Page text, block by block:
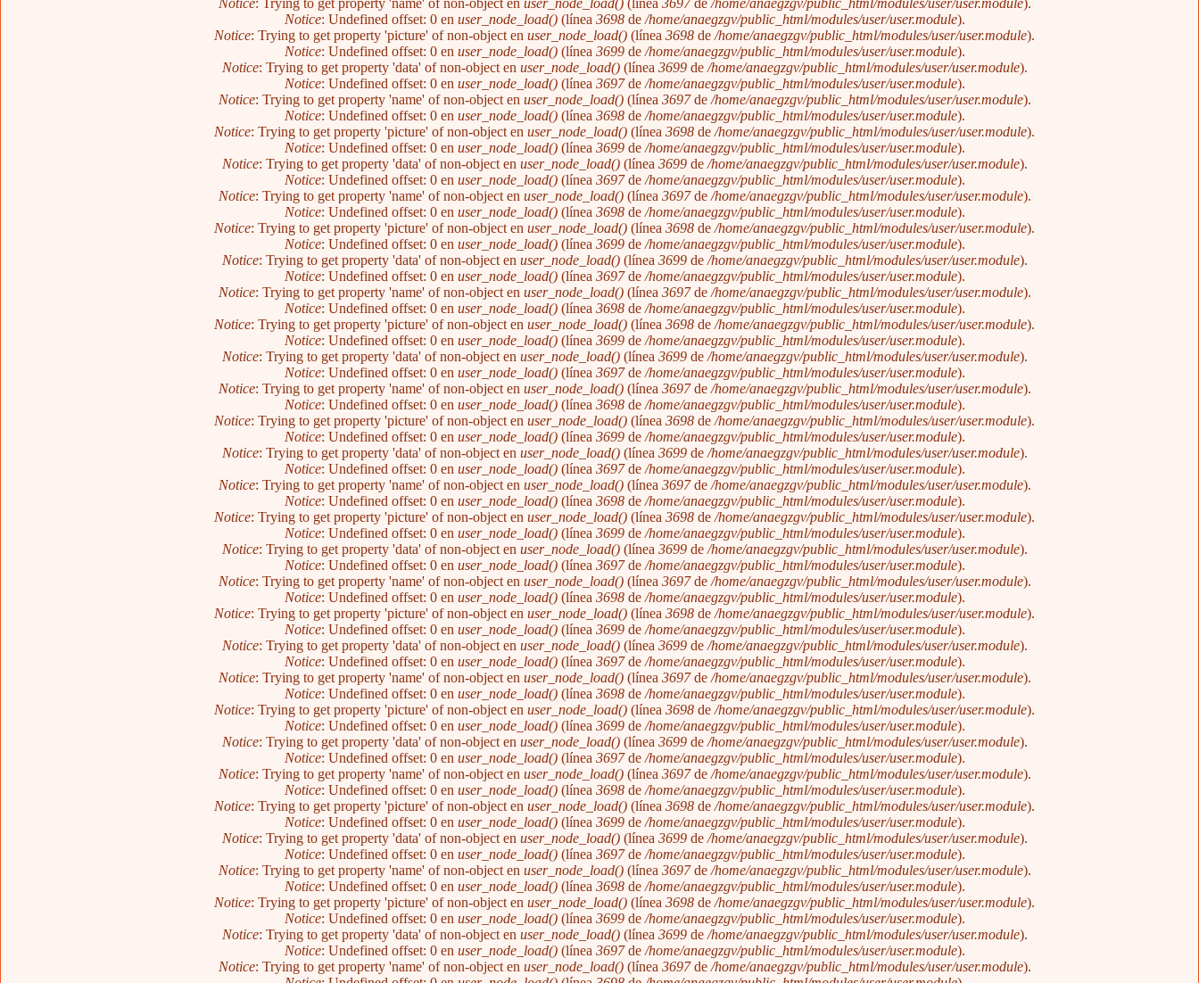
Notice: Trying to get property 'name' of non-object en user_node_load()(línea 3697de /home/anaegzgv/public_html/modules/user/user.module).
Notice: Undefined offset: 0 en user_node_load()(línea 3698de /home/anaegzgv/public_html/modules/user/user.module).
Notice: Trying to get property 'picture' of non-object en user_node_load() (línea 3698 de /home/anaegzgv/public_html/modules/user/user.module).
Notice: Undefined offset: 0 en user_node_load()(línea 3699de /home/anaegzgv/public_html/modules/user/user.module).
Notice: Trying to get property 'data' of non-object en user_node_load()(línea 3699de /home/anaegzgv/public_html/modules/user/user.module).
Notice: Undefined offset: 0 en user_node_load()(línea 3697de /home/anaegzgv/public_html/modules/user/user.module).
Notice: Trying to get property 'name' of non-object en user_node_load()(línea 3697de /home/anaegzgv/public_html/modules/user/user.module).
Notice: Undefined offset: 0 en user_node_load()(línea 3698de /home/anaegzgv/public_html/modules/user/user.module).
Notice: Trying to get property 'picture' of non-object en user_node_load() (línea 3698 de /home/anaegzgv/public_html/modules/user/user.module).
Notice: Undefined offset: 0 en user_node_load()(línea 3699de /home/anaegzgv/public_html/modules/user/user.module).
Notice: Trying to get property 'data' of non-object en user_node_load()(línea 3699de /home/anaegzgv/public_html/modules/user/user.module).
Notice: Undefined offset: 0 en user_node_load()(línea 3697de /home/anaegzgv/public_html/modules/user/user.module).
Notice: Trying to get property 'name' of non-object en user_node_load()(línea 3697de /home/anaegzgv/public_html/modules/user/user.module).
Notice: Undefined offset: 0 en user_node_load()(línea 3698de /home/anaegzgv/public_html/modules/user/user.module).
Notice: Trying to get property 'picture' of non-object en user_node_load() (línea 3698 de /home/anaegzgv/public_html/modules/user/user.module).
Notice: Undefined offset: 0 en user_node_load()(línea 3699de /home/anaegzgv/public_html/modules/user/user.module).
Notice: Trying to get property 'data' of non-object en user_node_load()(línea 3699de /home/anaegzgv/public_html/modules/user/user.module).
Notice: Undefined offset: 0 en user_node_load()(línea 3697de /home/anaegzgv/public_html/modules/user/user.module).
Notice: Trying to get property 'name' of non-object en user_node_load()(línea 3697de /home/anaegzgv/public_html/modules/user/user.module).
Notice: Undefined offset: 0 en user_node_load()(línea 3698de /home/anaegzgv/public_html/modules/user/user.module).
Notice: Trying to get property 'picture' of non-object en user_node_load() (línea 3698 de /home/anaegzgv/public_html/modules/user/user.module).
Notice: Undefined offset: 0 en user_node_load()(línea 3699de /home/anaegzgv/public_html/modules/user/user.module).
Notice: Trying to get property 'data' of non-object en user_node_load()(línea 3699de /home/anaegzgv/public_html/modules/user/user.module).
Notice: Undefined offset: 0 en user_node_load()(línea 3697de /home/anaegzgv/public_html/modules/user/user.module).
Notice: Trying to get property 'name' of non-object en user_node_load()(línea 3697de /home/anaegzgv/public_html/modules/user/user.module).
Notice: Undefined offset: 0 en user_node_load()(línea 3698de /home/anaegzgv/public_html/modules/user/user.module).
Notice: Trying to get property 'picture' of non-object en user_node_load() (línea 3698 de /home/anaegzgv/public_html/modules/user/user.module).
Notice: Undefined offset: 0 en user_node_load()(línea 3699de /home/anaegzgv/public_html/modules/user/user.module).
Notice: Trying to get property 'data' of non-object en user_node_load()(línea 3699de /home/anaegzgv/public_html/modules/user/user.module).
Notice: Undefined offset: 0 en user_node_load()(línea 3697de /home/anaegzgv/public_html/modules/user/user.module).
Notice: Trying to get property 'name' of non-object en user_node_load()(línea 3697de /home/anaegzgv/public_html/modules/user/user.module).
Notice: Undefined offset: 0 en user_node_load()(línea 3698de /home/anaegzgv/public_html/modules/user/user.module).
Notice: Trying to get property 'picture' of non-object en user_node_load() (línea 3698 de /home/anaegzgv/public_html/modules/user/user.module).
Notice: Undefined offset: 0 en user_node_load()(línea 3699de /home/anaegzgv/public_html/modules/user/user.module).
Notice: Trying to get property 'data' of non-object en user_node_load()(línea 3699de /home/anaegzgv/public_html/modules/user/user.module).
Notice: Undefined offset: 0 en user_node_load()(línea 3697de /home/anaegzgv/public_html/modules/user/user.module).
Notice: Trying to get property 'name' of non-object en user_node_load()(línea 3697de /home/anaegzgv/public_html/modules/user/user.module).
Notice: Undefined offset: 0 en user_node_load()(línea 3698de /home/anaegzgv/public_html/modules/user/user.module).
Notice: Trying to get property 'picture' of non-object en user_node_load() (línea 3698 de /home/anaegzgv/public_html/modules/user/user.module).
Notice: Undefined offset: 0 en user_node_load()(línea 3699de /home/anaegzgv/public_html/modules/user/user.module).
Notice: Trying to get property 'data' of non-object en user_node_load()(línea 3699de /home/anaegzgv/public_html/modules/user/user.module).
Notice: Undefined offset: 0 en user_node_load()(línea 3697de /home/anaegzgv/public_html/modules/user/user.module).
Notice: Trying to get property 'name' of non-object en user_node_load()(línea 3697de /home/anaegzgv/public_html/modules/user/user.module).
Notice: Undefined offset: 0 en user_node_load()(línea 3698de /home/anaegzgv/public_html/modules/user/user.module).
Notice: Trying to get property 'picture' of non-object en user_node_load() (línea 3698 de /home/anaegzgv/public_html/modules/user/user.module).
Notice: Undefined offset: 0 en user_node_load()(línea 3699de /home/anaegzgv/public_html/modules/user/user.module).
Notice: Trying to get property 'data' of non-object en user_node_load()(línea 3699de /home/anaegzgv/public_html/modules/user/user.module).
Notice: Undefined offset: 0 en user_node_load()(línea 3697de /home/anaegzgv/public_html/modules/user/user.module).
Notice: Trying to get property 'name' of non-object en user_node_load()(línea 3697de /home/anaegzgv/public_html/modules/user/user.module).
Notice: Undefined offset: 0 en user_node_load()(línea 3698de /home/anaegzgv/public_html/modules/user/user.module).
Notice: Trying to get property 'picture' of non-object en user_node_load() (línea 3698 de /home/anaegzgv/public_html/modules/user/user.module).
Notice: Undefined offset: 0 en user_node_load()(línea 3699de /home/anaegzgv/public_html/modules/user/user.module).
Notice: Trying to get property 'data' of non-object en user_node_load()(línea 3699de /home/anaegzgv/public_html/modules/user/user.module).
Notice: Undefined offset: 0 en user_node_load()(línea 3697de /home/anaegzgv/public_html/modules/user/user.module).
Notice: Trying to get property 'name' of non-object en user_node_load()(línea 3697de /home/anaegzgv/public_html/modules/user/user.module).
Notice: Undefined offset: 0 en user_node_load()(línea 3698de /home/anaegzgv/public_html/modules/user/user.module).
Notice: Trying to get property 'picture' of non-object en user_node_load() (línea 3698 de /home/anaegzgv/public_html/modules/user/user.module).
Notice: Undefined offset: 0 en user_node_load()(línea 3699de /home/anaegzgv/public_html/modules/user/user.module).
Notice: Trying to get property 'data' of non-object en user_node_load()(línea 3699de /home/anaegzgv/public_html/modules/user/user.module).
Notice: Undefined offset: 0 en user_node_load()(línea 3697de /home/anaegzgv/public_html/modules/user/user.module).
Notice: Trying to get property 'name' of non-object en user_node_load()(línea 3697de /home/anaegzgv/public_html/modules/user/user.module).